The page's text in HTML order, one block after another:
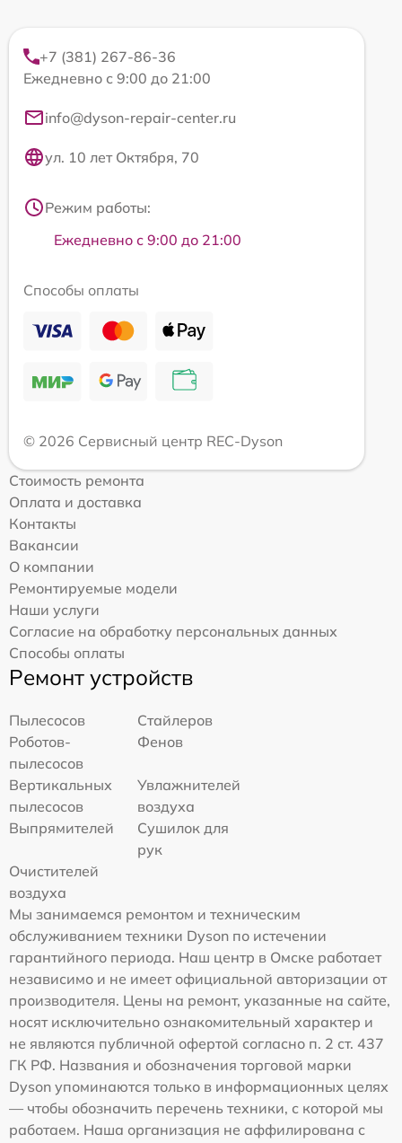
+7 (381) 267-86-36
Ежедневно с 9:00 до 21:00
info@dyson-repair-center.ru
ул. 10 лет Октября, 70
Режим работы:
Ежедневно с 9:00 до 21:00
Способы оплаты
© 2026 Сервисный центр REC-Dyson
Стоимость ремонта
Оплата и доставка
Контакты
Вакансии
О компании
Ремонтируемые модели
Наши услуги
Согласие на обработку персональных данных
Способы оплаты
Ремонт устройств
Пылесосов
Стайлеров
Роботов-
пылесосов
Фенов
Вертикальных
пылесосов
Увлажнителей
воздуха
Выпрямителей
Сушилок для
рук
Очистителей
воздуха
Мы занимаемся ремонтом и техническим
обслуживанием техники Dyson по истечении
гарантийного периода. Наш центр в Омске работает
независимо и не имеет официальной авторизации от
производителя. Цены на ремонт, указанные на сайте,
носят исключительно ознакомительный характер и
не являются публичной офертой согласно п. 2 ст. 437
ГК РФ. Названия и обозначения торговой марки
Dyson упоминаются только в информационных целях
— чтобы обозначить перечень техники, с которой мы
работаем. Наша организация не аффилирована с